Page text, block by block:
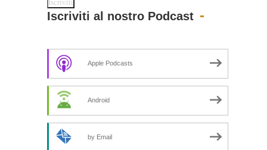
Iscriviti al nostro Podcast
Apple Podcasts
Android
by Email